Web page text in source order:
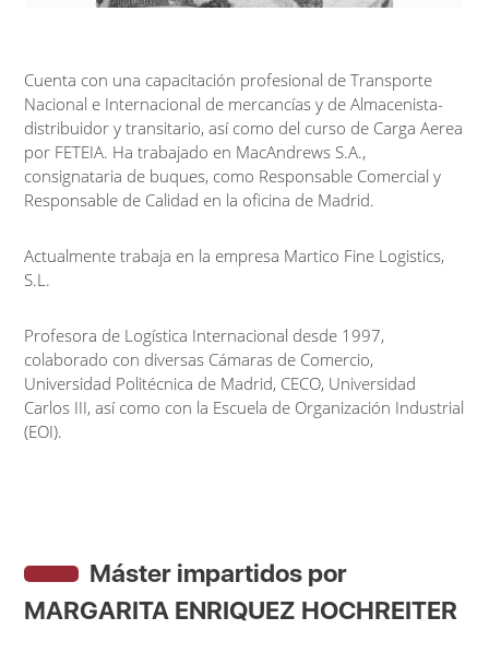
Cuenta con una capacitación profesional de Transporte
Nacional e Internacional de mercancías y de Almacenista-
distribuidor y transitario, así como del curso de Carga Aerea
por FETEIA. Ha trabajado en MacAndrews S.A.,
consignataria de buques, como Responsable Comercial y
Responsable de Calidad en la oficina de Madrid.
Actualmente trabaja en la empresa Martico Fine Logistics,
S.L.
Profesora de Logística Internacional desde 1997,
colaborado con diversas Cámaras de Comercio,
Universidad Politécnica de Madrid, CECO, Universidad
Carlos III, así como con la Escuela de Organización Industrial
(EOI).
Máster impartidos por
MARGARITA ENRIQUEZ HOCHREITER